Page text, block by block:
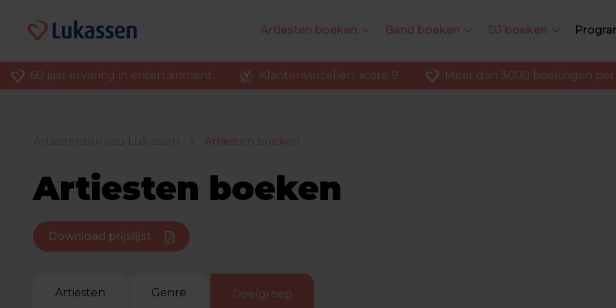
Artiesten boeken Band boeken DJ boeken
60 jaar ervaring in entertainment Klantenvertellen: score 9 Meer dan 3000 boekingen per
Artiesten boeken
Artiesten boeken
Download prijslijst
Artiesten Genre Doelgroep